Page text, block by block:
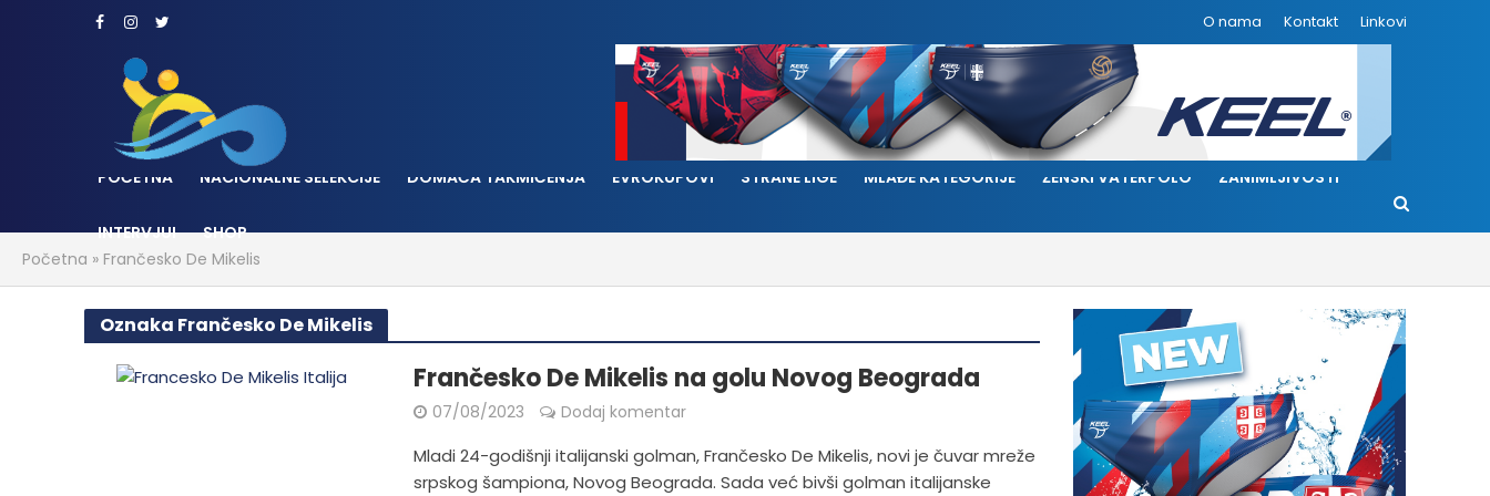
O nama Kontakt Linkovi
POČETNA NACIONALNE SELEKCIJE DOMAĆA TAKMIČENJA EVROKUPOVI STRANE LIGE MLAĐE KATEGORIJE ŽENSKI VATERPOLO ZANIMLJIVOSTI
INTERVJUI
SHOP
Početna » Frančesko De Mikelis
Oznaka Frančesko De Mikelis
Frančesko De Mikelis na golu Novog Beograda
07/08/2023 Dodaj komentar
Mladi 24-godišnji italijanski golman, Frančesko De Mikelis, novi je čuvar mreže
srpskog šampiona, Novog Beograda. Sada već bivši golman italijanske